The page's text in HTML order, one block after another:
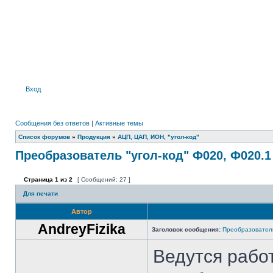
Вход
Сообщения без ответов | Активные темы
Список форумов » Продукция » АЦП, ЦАП, ИОН, "угол-код"
Преобразователь "угол-код" Ф020, Ф020.1
Страница 1 из 2 [ Сообщений: 27 ]
Для печати
Автор
AndreyFizika Заголовок сообщения:
Ведутся